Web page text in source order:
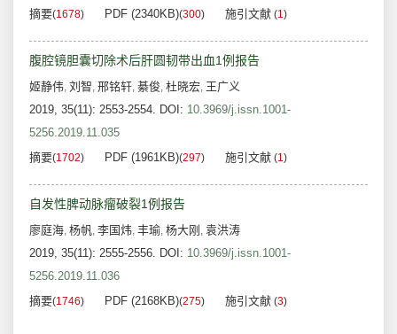
摘要(1678) PDF (2340KB)(300) 施引文献 (1)
腹腔镜胆囊切除术后肝圆韧带出血1例报告
姬静伟, 刘智, 邢铭轩, 綦俊, 杜晓宏, 王广义
2019, 35(11): 2553-2554. DOI: 10.3969/j.issn.1001-
5256.2019.11.035
摘要(1702) PDF (1961KB)(297) 施引文献 (1)
自发性脾动脉瘤破裂1例报告
廖庭海, 杨帆, 李国炜, 丰瑜, 杨大刚 , 袁洪涛
2019, 35(11): 2555-2556. DOI: 10.3969/j.issn.1001-
5256.2019.11.036
摘要(1746) PDF (2168KB)(275) 施引文献 (3)